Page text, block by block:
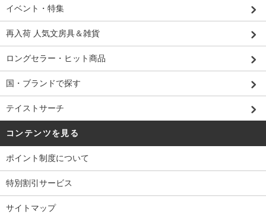
イベント・特集
再入荷 人気文房具＆雑貨
ロングセラー・ヒット商品
国・ブランドで探す
テイストサーチ
コンテンツを見る
ポイント制度について
特別割引サービス
サイトマップ